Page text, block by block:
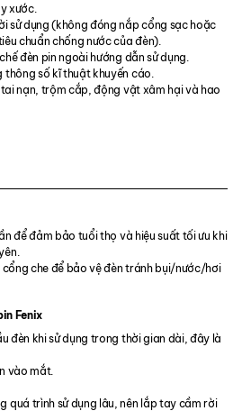
xước.
sử dụng (không đóng nắp cổng sạc hoặc
chuẩn chống nước của đèn).
đèn pin ngoài hướng dẫn sử dụng.
thông số kĩ thuật khuyến cáo.
nạn, trộm cắp, động vật xâm hại và hao
để đảm bảo tuổi thọ và hiệu suất tối ưu khi
che để bảo vệ đèn tránh bụi/nước/hơi
Fenix
đèn khi sử dụng trong thời gian dài, đây là
vào mắt.
quá trình sử dụng lâu, nên lắp tay cầm rời